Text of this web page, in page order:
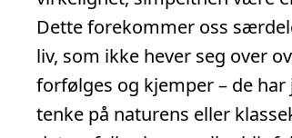
Dette forekommer oss
liv, som ikke hever seg over
forfølges og kjemper – de har
tenke på naturens eller